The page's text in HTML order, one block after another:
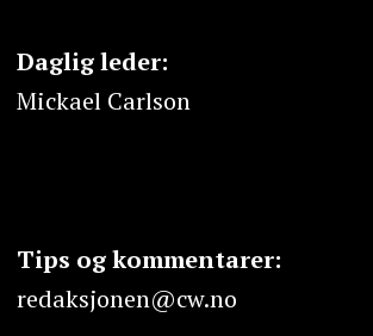
Daglig leder:
Mickael Carlson
Tips og kommentarer:
redaksjonen@cw.no